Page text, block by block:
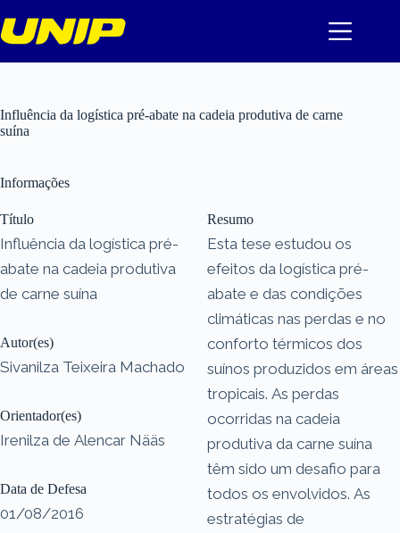
para
o
Influência da logística pré-abate na cadeia produtiva de carne
suína
Informações
Título
Influência da logística pré-
abate na cadeia produtiva
de carne suína
Autor(es)
Sivanilza Teixeira Machado
Orientador(es)
Irenilza de Alencar Nääs
Data de Defesa
01/08/2016
Resumo
Esta tese estudou os
efeitos da logística pré-
abate e das condições
climáticas nas perdas e no
conforto térmicos dos
suínos produzidos em áreas
tropicais. As perdas
ocorridas na cadeia
produtiva da carne suína
têm sido um desafio para
todos os envolvidos. As
estratégias de